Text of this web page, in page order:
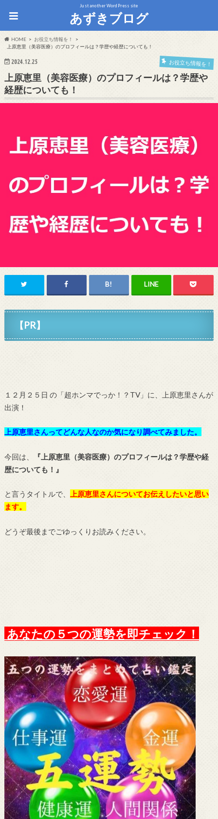
Just another WordPress site
あずきブログ
HOME
お役立ち情報を！
上原恵里（美容医療）のプロフィールは？学歴や経歴についても！
2024.12.25 お役立ち情報を！
上原恵里（美容医療）のプロフィールは？学歴や
経歴についても！
【PR】
１２月２５日 の「超ホンマでっか！？TV」 に、上原恵里さんが
出演！
上原恵里さんってどんな人なのか気になり調べてみました。
今回は、
『上原恵里（美容医療）のプロフィールは？学歴や経
歴についても！ 』
と言うタイトルで、 上原恵里さんについてお伝えしたいと思い
ます。
どうぞ最後までごゆっくりお読みください。
あなたの５つの運勢を即チェック！